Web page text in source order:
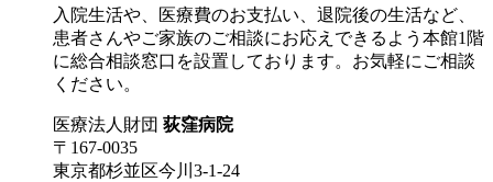
入院生活や、医療費のお支払い、退院後の生活など、
患者さんやご家族のご相談にお応えできるよう本館1階
に総合相談窓口を設置しております。お気軽にご相談
ください。
医療法人財団 荻窪病院
〒167-0035
東京都杉並区今川3-1-24